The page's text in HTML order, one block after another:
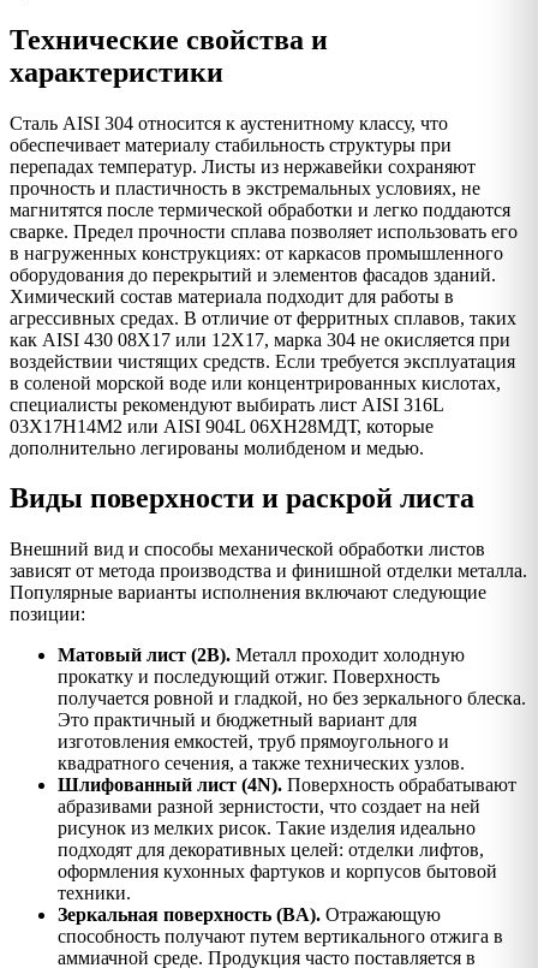
Технические свойства и
характеристики
Сталь AISI 304 относится к аустенитному классу, что
обеспечивает материалу стабильность структуры при
перепадах температур. Листы из нержавейки сохраняют
прочность и пластичность в экстремальных условиях, не
магнитятся после термической обработки и легко поддаются
сварке. Предел прочности сплава позволяет использовать его
в нагруженных конструкциях: от каркасов промышленного
оборудования до перекрытий и элементов фасадов зданий.
Химический состав материала подходит для работы в
агрессивных средах. В отличие от ферритных сплавов, таких
как AISI 430 08Х17 или 12Х17, марка 304 не окисляется при
воздействии чистящих средств. Если требуется эксплуатация
в соленой морской воде или концентрированных кислотах,
специалисты рекомендуют выбирать лист AISI 316L
03Х17Н14М2 или AISI 904L 06ХН28МДТ, которые
дополнительно легированы молибденом и медью.
Виды поверхности и раскрой листа
Внешний вид и способы механической обработки листов
зависят от метода производства и финишной отделки металла.
Популярные варианты исполнения включают следующие
позиции:
Матовый лист (2B). Металл проходит холодную
прокатку и последующий отжиг. Поверхность
получается ровной и гладкой, но без зеркального блеска.
Это практичный и бюджетный вариант для
изготовления емкостей, труб прямоугольного и
квадратного сечения, а также технических узлов.
Шлифованный лист (4N). Поверхность обрабатывают
абразивами разной зернистости, что создает на ней
рисунок из мелких рисок. Такие изделия идеально
подходят для декоративных целей: отделки лифтов,
оформления кухонных фартуков и корпусов бытовой
техники.
Зеркальная поверхность (BA). Отражающую
способность получают путем вертикального отжига в
аммиачной среде. Продукция часто поставляется в